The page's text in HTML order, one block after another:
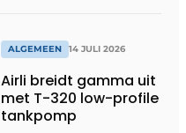
op gesloten druk
systemen
ALGEMEEN 14 JULI 2026
Airli breidt gamma uit
met T-320 low-profile
tankpomp